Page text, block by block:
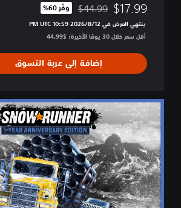
$17.99 مخصوم من السعر الأصلي البالغ $44.99‏
$44.99 وفّر 60%‏
ينتهي العرض في 12‏/8‏/2026 10:59 PM UTC‏
أقل سعر خلال 30 يومًا الأخيرة: $44.99‏
إضافة إلى عربة التسوق
Y
a
A
n
n